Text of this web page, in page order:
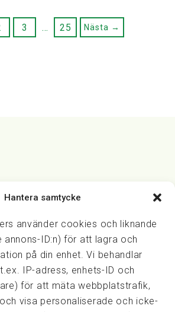
Hantera samtycke
använder cookies och liknande
annons-ID:n) för att lagra och
på din enhet. Vi behandlar
IP-adress, enhets-ID och
för att mäta webbplatstrafik,
visa personaliserade och icke-
3 … 25 Nästa →
Stockholm